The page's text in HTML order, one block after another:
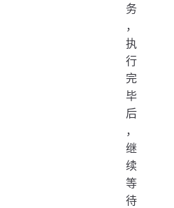
务
，
执
行
完
毕
后
，
继
续
等
待